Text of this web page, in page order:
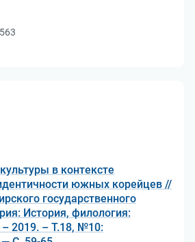
в контексте
южных корейцев //
государственного
История, филология:
2019. – Т.18, №10: